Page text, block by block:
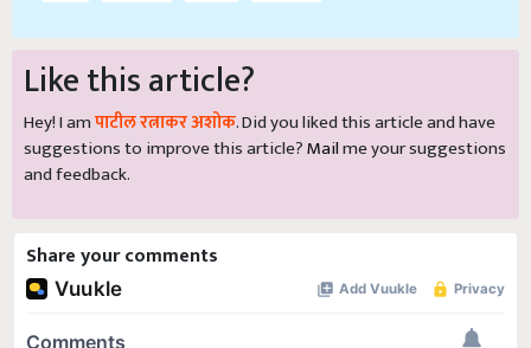
Like this article?
Hey! I amपाटील रत्नाकर अशोक. Did you liked this article and have
suggestions to improve this article?Mailme your suggestions
and feedback.
Share your comments